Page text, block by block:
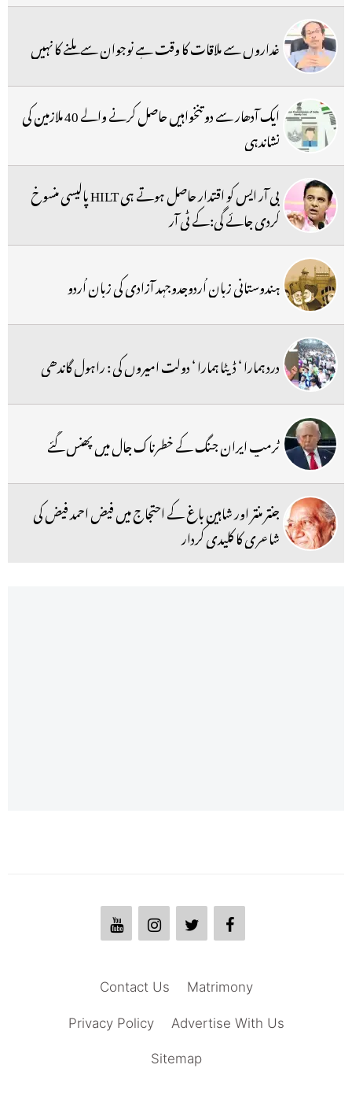
غداروں سے ملاقات کا وقت ہے نوجوان سے ملنے کا نہیں
ایک آدھار سے دو تنخواہیں حاصل کرنے والے 40 ملازمین کی
نشاندہی
بی آر ایس کو اقتدار حاصل ہوتے ہی HILT پالیسی منسوخ
کردی جائے گی:کے ٹی آر
ہندوستانی زبان اُردوجدوجہد آزادی کی زبان اُردو
درد ہمارا ‘ ڈیٹا ہمارا ‘ دولت امیروں کی : راہول گاندھی
ٹرمپ ایران جنگ کے خطرناک جال میں پھنس گئے
جنتر منتر اور شاہین باغ کے احتجاج میں فیض احمد فیض کی
شاعری کا کلیدی کردار
Matrimony
Contact Us
Advertise With Us
Privacy Policy
Sitemap